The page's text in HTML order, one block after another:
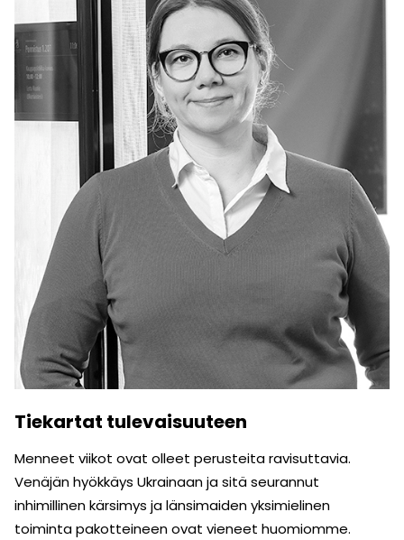
Tiekartat tulevaisuuteen
Menneet viikot ovat olleet perusteita ravisuttavia.
Venäjän hyökkäys Ukrainaan ja sitä seurannut
inhimillinen kärsimys ja länsimaiden yksimielinen
toiminta pakotteineen ovat vieneet huomiomme.